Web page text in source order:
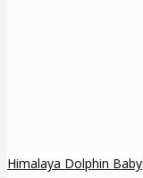
Himalaya Dolphin Baby